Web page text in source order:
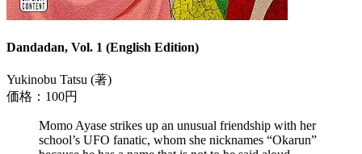
Dandadan, Vol. 1 (English Edition)
Yukinobu Tatsu (著)
価格：100円
Momo Ayase strikes up an unusual friendship with her
school’s UFO fanatic, whom she nicknames “Okarun”